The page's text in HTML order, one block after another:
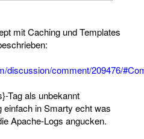
mit Caching und Templates
discussion/comment/209476/
Tag als unbekannt
einfach in Smarty echt was
Apache-Logs angucken.